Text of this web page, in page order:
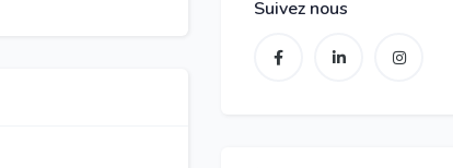
Suivez nous